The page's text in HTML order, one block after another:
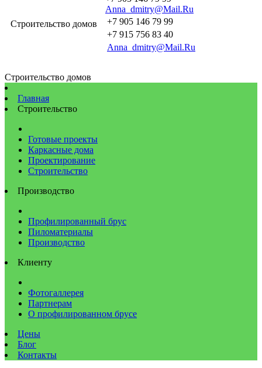
Строительство домов
Anna_dmitry@Mail.Ru
+7 905 146 79 99
+7 915 756 83 40
Anna_dmitry@Mail.Ru
Строительство домов
Главная
Строительство
Готовые проекты
Каркасные дома
Проектирование
Строительство
Производство
Профилированный брус
Пиломатериалы
Производство
Клиенту
Фотогаллерея
Партнерам
О профилированном брусе
Цены
Блог
Контакты